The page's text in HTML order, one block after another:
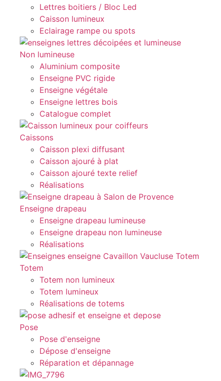
Lettres boitiers / Bloc Led
Caisson lumineux
Eclairage rampe ou spots
Non lumineuse
Aluminium composite
Enseigne PVC rigide
Enseigne végétale
Enseigne lettres bois
Catalogue complet
Caissons
Caisson plexi diffusant
Caisson ajouré à plat
Caisson ajouré texte relief
Réalisations
Enseigne drapeau
Enseigne drapeau lumineuse
Enseigne drapeau non lumineuse
Réalisations
Totem
Totem non lumineux
Totem lumineux
Réalisations de totems
Pose
Pose d'enseigne
Dépose d'enseigne
Réparation et dépannage